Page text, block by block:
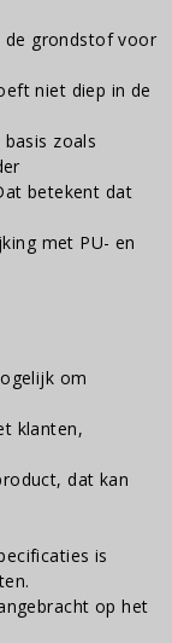
de grondstof voor
niet diep in de
zoals
betekent dat
met PU- en
om
klanten,
dat kan
is
op het